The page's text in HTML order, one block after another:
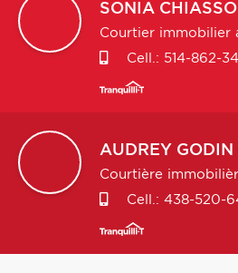
SONIA
Courtier immobilier
Cell.: 514-862-
AUDREY GODIN
Courtière
Cell.: 438-520-